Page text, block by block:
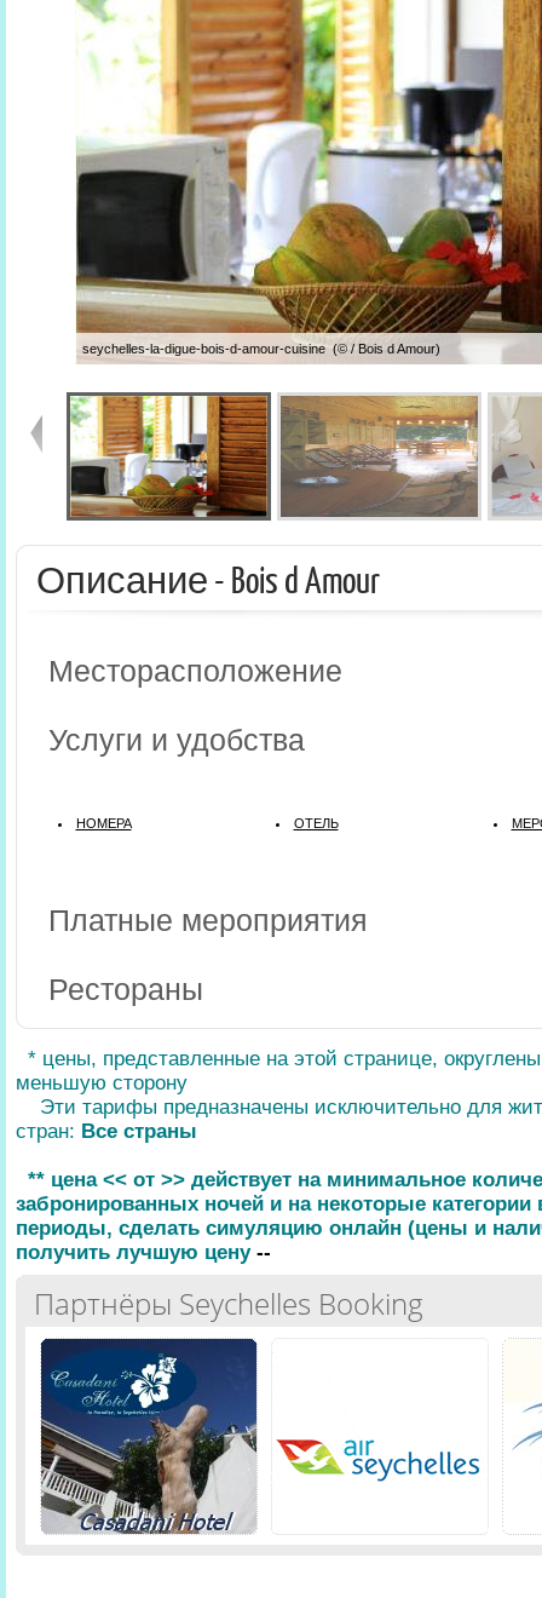
seychelles-la-digue-bois-d-amour-cuisine (© / Bois d Amour)
Описание - Bois d Amour
Месторасположение
Услуги и удобства
НОМЕРА ОТЕЛЬ
Платные мероприятия
Рестораны
* цены, представленные на этой странице,
меньшую сторону
Эти тарифы предназначены исключительно для
стран: Все страны
** цена << от >> действует на минимальное
забронированных ночей и на некоторые
периоды, сделать симуляцию онлайн (цены и
получить лучшую цену--
Партнёры Seychelles Booking